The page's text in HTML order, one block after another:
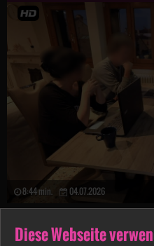
Diese Webseite
8:44 min. 04.07.2026